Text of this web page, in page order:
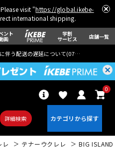
visit "https://global.ikebe-
international shipping.
ント
画
学割
サービス 店舗一覧
伴う配送の遅延について(07月29日
詳細検索
0
レ テナーウクレレ BIG ISLAND